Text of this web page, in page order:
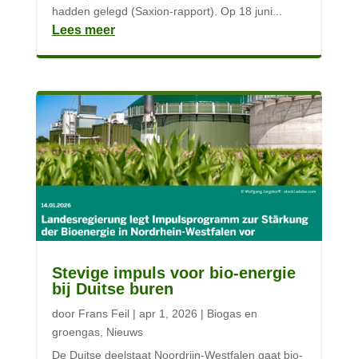
hadden gelegd (Saxion-rapport). Op 18 juni...
Lees meer
Stevige impuls voor bio-energie
bij Duitse buren
door Frans Feil| apr 1, 2026 | Biogas en
groengas, Nieuws
De Duitse deelstaat Noordrijn-Westfalen gaat bio-